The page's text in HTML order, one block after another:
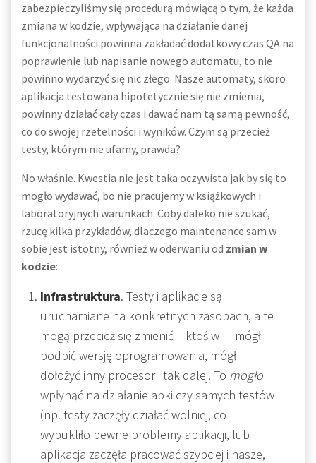
zabezpieczyliśmy się procedurą mówiącą o tym, że każda
zmiana w kodzie, wpływająca na działanie danej
funkcjonalności powinna zakładać dodatkowy czas QA na
poprawienie lub napisanie nowego automatu, to nie
powinno wydarzyć się nic złego. Nasze automaty, skoro
aplikacja testowana hipotetycznie się nie zmienia,
powinny działać cały czas i dawać nam tą samą pewność,
co do swojej rzetelności i wyników. Czym są przecież
testy, którym nie ufamy, prawda?
No właśnie. Kwestia nie jest taka oczywista jak by się to
mogło wydawać, bo nie pracujemy w książkowych i
laboratoryjnych warunkach. Coby daleko nie szukać,
rzucę kilka przykładów, dlaczego maintenance sam w
sobie jest istotny, również w oderwaniu od zmian w
kodzie:
Infrastruktura. Testy i aplikacje są
uruchamiane na konkretnych zasobach, a te
mogą przecież się zmienić – ktoś w IT mógł
podbić wersję oprogramowania, mógł
dołożyć inny procesor i tak dalej. To mogło
wpłynąć na działanie apki czy samych testów
(np. testy zaczęły działać wolniej, co
wypukliło pewne problemy aplikacji, lub
aplikacja zaczęła pracować szybciej i nasze,